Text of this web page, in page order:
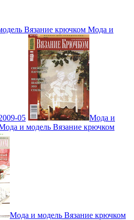
Вязание крючком Мода и
05
Мода и
и модель Вязание крючком
Мода и модель Вязание крючком